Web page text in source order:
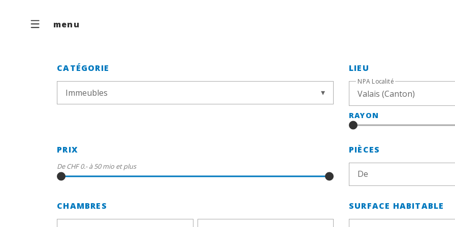
menu
CATÉGORIE
Immeubles
LIEU
NPA Localité
RAYON
PRIX
De CHF 0.- à 50 mio et plus
PIÈCES
De
CHAMBRES SURFACE HABITABLE